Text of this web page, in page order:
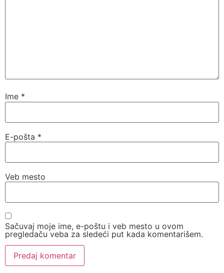
Ime *
E-pošta *
Veb mesto
Sačuvaj moje ime, e-poštu i veb mesto u ovom
pregledaču veba za sledeći put kada komentarišem.